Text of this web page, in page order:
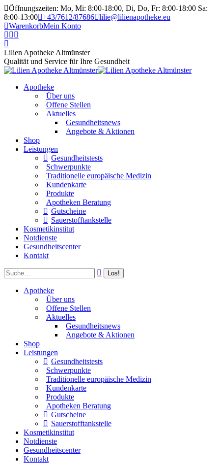
Öffnungszeiten: Mo, Mi: 8:00-18:00, Di, Do, Fr: 8:00-18:00 Sa:
8:00-13:00 +43/7612/87686 lilie@lilienapotheke.eu
WarenkorbMein Konto
Lilien Apotheke Altmünster
Qualität und Service für Ihre Gesundheit
Apotheke
Über uns
Offene Stellen
Aktuelles
Gesundheitsnews
Angebote & Aktionen
Shop
Leistungen
Gesundheitstests
Schwerpunkte
Traditionelle europäische Medizin
Kundenkarte
Produkte
Apotheken Beratung
Gutscheine
Sauerstofftankstelle
Kosmetikinstitut
Notdienste
Gesundheitscenter
Kontakt
Apotheke
Über uns
Offene Stellen
Aktuelles
Gesundheitsnews
Angebote & Aktionen
Shop
Leistungen
Gesundheitstests
Schwerpunkte
Traditionelle europäische Medizin
Kundenkarte
Produkte
Apotheken Beratung
Gutscheine
Sauerstofftankstelle
Kosmetikinstitut
Notdienste
Gesundheitscenter
Kontakt